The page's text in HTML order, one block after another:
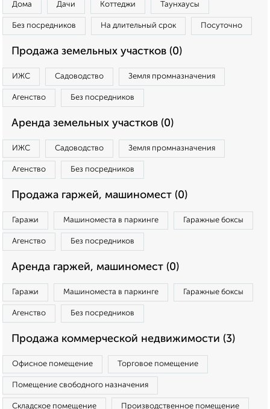
Дома Дачи Коттеджи Таунхаусы
Без посредников На длительный срок Посуточно
Продажа земельных участков (0)
ИЖС Садоводство Земля промназначения
Агенство Без посредников
Аренда земельных участков (0)
ИЖС Садоводство Земля промназначения
Агенство Без посредников
Продажа гаржей, машиномест (0)
Гаражи Машиноместа в паркинге Гаражные боксы
Агенство Без посредников
Аренда гаржей, машиномест (0)
Гаражи Машиноместа в паркинге Гаражные боксы
Агенство Без посредников
Продажа коммерческой недвижимости (3)
Офисное помещение Торговое помещение
Помещение свободного назначения
Складское помещение Производственное помещение